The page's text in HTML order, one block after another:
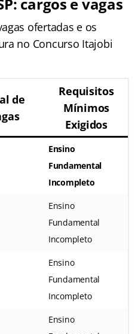
ofertadas e os
no Concurso Itajobi
de
Requisitos
Mínimos
Exigidos
Ensino
Fundamental
Incompleto
Ensino
Fundamental
Incompleto
Ensino
Fundamental
Incompleto
Ensino